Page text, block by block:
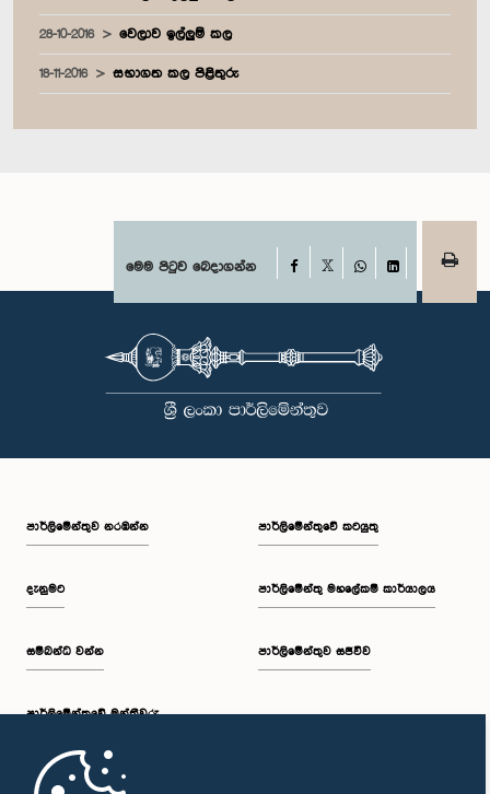
28-10-2016 වෙලාව ඉල්ලුම් කල
18-11-2016 සභාගත කල පිළිතුරු
මෙම පිටුව බෙදාගන්න Facebook
WhatsAppLinkedIn
පාර්ලි‌මේන්තුව නරඹන්න
දැනුමට
සම්බන්ධ වන්න
පාර්ලි‌මේන්තුවේ මන්ත්‍රීවරු
මුල් පිටුව
පාර්ලිමේන්තුවේ කටයුතු
පාර්ලිමේන්තු මහලේකම් කාර්යාලය
පාර්ලිමේන්තුව සජීවීව